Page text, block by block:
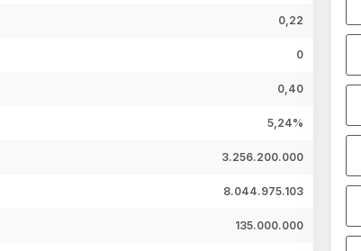
0,22
0
0,40
5,24%
3.256.200.000
8.044.975.103
135.000.000